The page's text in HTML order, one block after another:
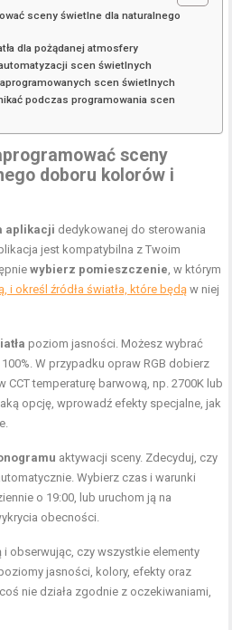
sceny świetlne dla naturalnego
dla pożądanej atmosfery
scen świetlnych
scen świetlnych
podczas programowania scen
sceny
doboru kolorów i
aplikacji dedykowanej do sterowania
jest kompatybilna z Twoim
wybierz pomieszczenie , w którym
i określ źródła światła, które będą w niej
poziom jasności. Możesz wybrać
W przypadku opraw RGB dobierz
temperaturę barwową, np. 2700K lub
opcję, wprowadź efekty specjalne, jak
aktywacji sceny. Zdecyduj, czy
Wybierz czas i warunki
o 19:00, lub uruchom ją na
obecności.
i obserwując, czy wszystkie elementy
jasności, kolory, efekty oraz
nie działa zgodnie z oczekiwaniami,